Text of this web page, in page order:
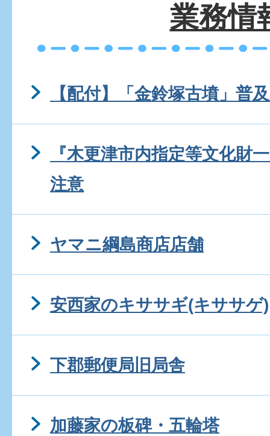
業務情
【配付】「金鈴塚古墳」普
『木更津市内指定等文化財
注意
ヤマニ綱島商店店舗
安西家のキササギ(キササゲ)
下郡郵便局旧局舎
加藤家の板碑・五輪塔